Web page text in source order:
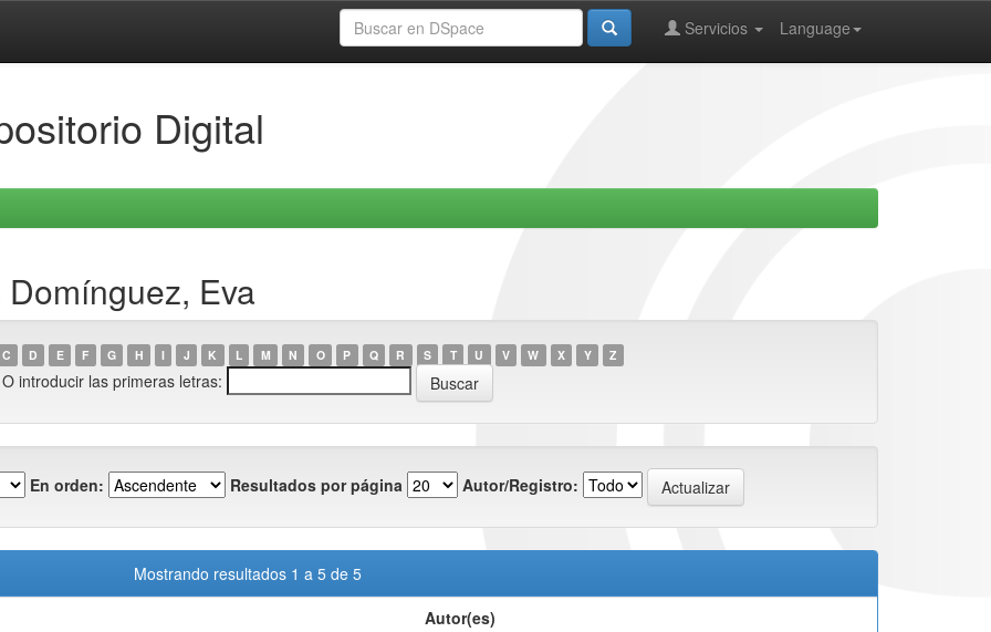
Language
Servicios
Digital
Eva
C D E F G H I J K L M N O P Q R S T U V W X Y Z
O introducir las primeras letras:
En orden: Resultados por página Autor/Registro:
Mostrando resultados 1 a 5 de 5
Autor(es)